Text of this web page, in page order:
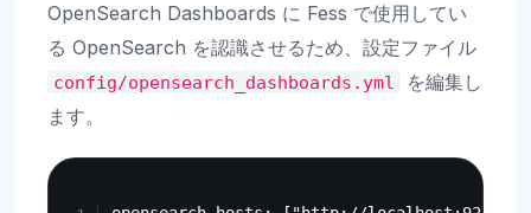
OpenSearch Dashboards に Fess で使用してい
る OpenSearch を認識させるため、設定ファイル
config/opensearch_dashboards.yml
を編集し
ます。